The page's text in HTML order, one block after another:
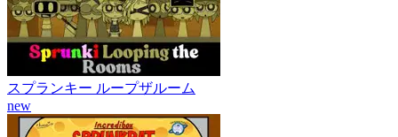
スプランキー ループザルーム
new